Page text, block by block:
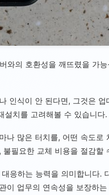
의 호환성을 깨뜨렸을 가
인식이 안 된다면, 그것은
설치를 고려해볼 수 있습니다.
많은 터치를, 어떤 속도
필요한 교체 비용을 절감할
응하는 능력을 의미합니다.
이 업무의 연속성을 보장하